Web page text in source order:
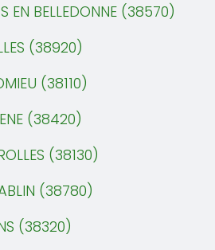
BELLEDONNE (38570)
(38920)
(38110)
(38420)
(38130)
(38780)
(38320)